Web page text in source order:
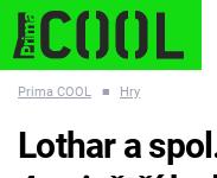
ESCAPE PLNEJ KOTEL
Prima COOL ■ Hry
Lothar a